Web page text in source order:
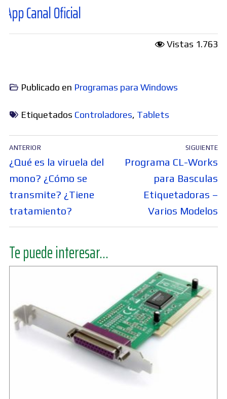
Oficial
Vistas 1.763
Publicado en Programas para Windows
Etiquetados Controladores, Tablets
Navegación
de
entradas
ANTERIOR
Entrada
anterior:
¿Qué es la viruela del
mono? ¿Cómo se
transmite? ¿Tiene
tratamiento?
SIGUIENTE
Entrada
siguiente:
Programa CL-Works
para Basculas
Etiquetadoras –
Varios Modelos
Te puede interesar...